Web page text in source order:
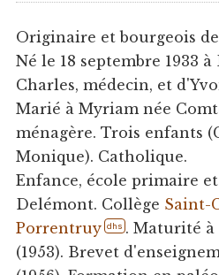
Originaire et bourgeois de
Né le 18 septembre 1933
Charles, médecin, et
Marié à Myriam née
ménagère. Trois enfants
Monique). Catholique.
Enfance, école primaire
Delémont. Collège Saint-
Porrentruy
dhs . Maturité à
(1953). Brevet